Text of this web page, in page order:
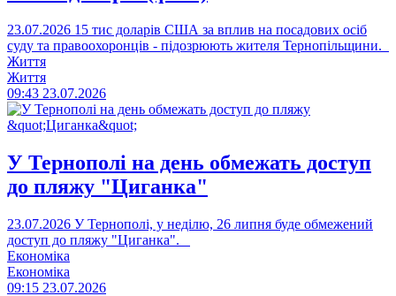
23.07.2026 15 тис доларів США за вплив на посадових осіб
суду та правоохоронців - підозрюють жителя Тернопільщини.
Життя
Життя
09:43 23.07.2026
У Тернополі на день обмежать доступ
до пляжу "Циганка"
23.07.2026 У Тернополі, у неділю, 26 липня буде обмежений
доступ до пляжу "Циганка".
Економіка
Економіка
09:15 23.07.2026